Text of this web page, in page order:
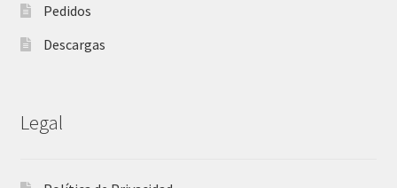
Pedidos
Descargas
Legal